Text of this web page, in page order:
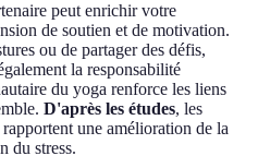
peut enrichir votre
de soutien et de motivation.
ou de partager des défis,
la responsabilité
du yoga renforce les liens
D'après les études, les
une amélioration de la
du stress.